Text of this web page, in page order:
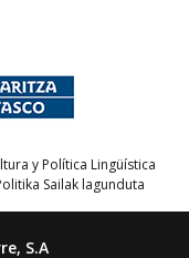
y Política Lingüística
Sailak lagunduta
S.A